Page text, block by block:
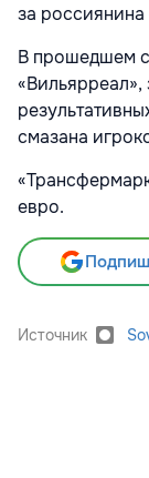
за
В прошедшем
«Вильярреал»,
смазана
евро.
Источник